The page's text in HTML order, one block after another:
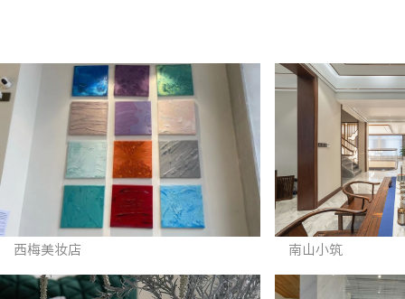
西梅美妆店 南山小筑